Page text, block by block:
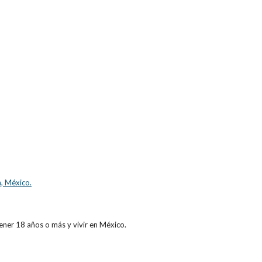
México.
18 años o más y vivir en México.